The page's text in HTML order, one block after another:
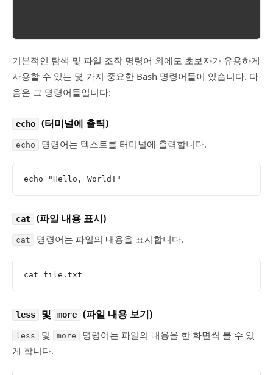
기본적인 탐색 및 파일 조작 명령어 외에도 초보자가 유용하게
사용할 수 있는 몇 가지 중요한 Bash 명령어들이 있습니다. 다
음은 그 명령어들입니다:
echo (터미널에 출력)
echo 명령어는 텍스트를 터미널에 출력합니다.
echo "Hello, World!"
cat (파일 내용 표시)
cat 명령어는 파일의 내용을 표시합니다.
cat file.txt
less 및 more (파일 내용 보기)
less 및 more
명령어는 파일의 내용을 한 화면씩 볼 수 있
게 합니다.